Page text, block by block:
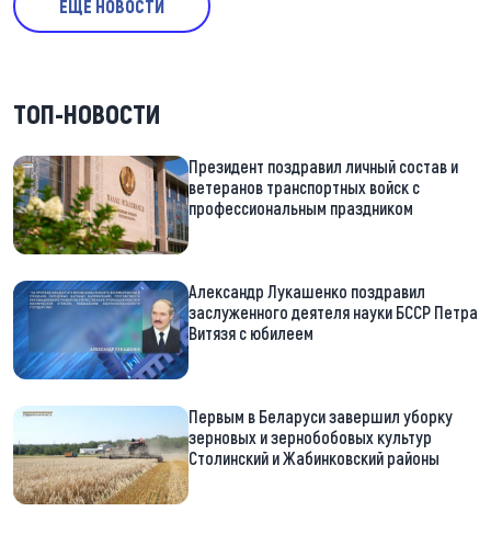
ЕЩЕ НОВОСТИ
ТОП-НОВОСТИ
Президент поздравил личный состав и
ветеранов транспортных войск с
профессиональным праздником
Александр Лукашенко поздравил
заслуженного деятеля науки БССР Петра
Витязя с юбилеем
Первым в Беларуси завершил уборку
зерновых и зернобобовых культур
Столинский и Жабинковский районы